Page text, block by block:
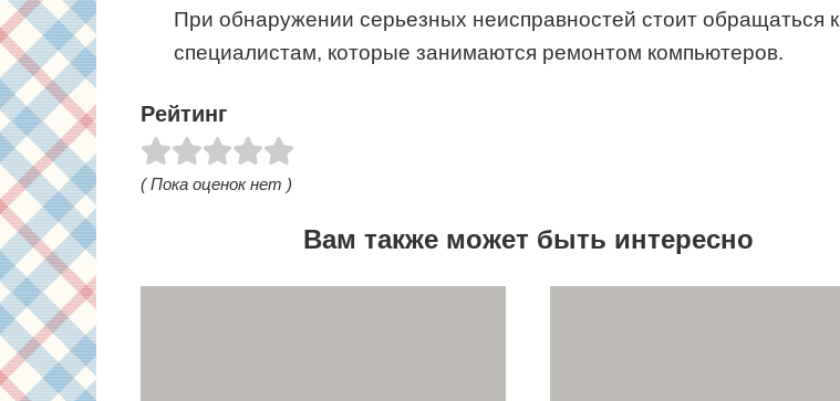
При обнаружении серьезных неисправностей стоит обращаться к
специалистам, которые занимаются ремонтом компьютеров.
Рейтинг
( Пока оценок нет )
Вам также может быть интересно